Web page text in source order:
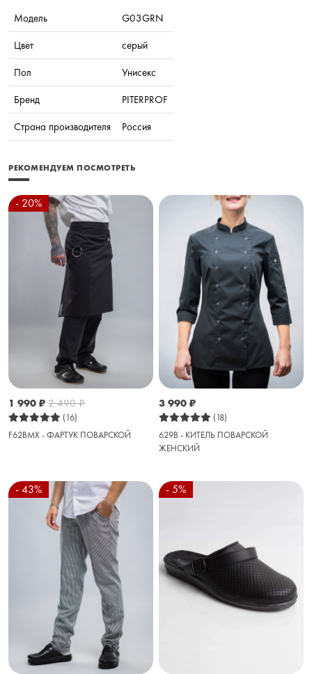
Модель
G03GRN
Цвет
серый
Пол
Унисекс
Бренд
PITERPROF
Страна производителя
Россия
РЕКОМЕНДУЕМ ПОСМОТРЕТЬ
- 20%
1 990 ₽ 2 490₽
(16)
F62BMX - ФАРТУК ПОВАРСКОЙ
3 990 ₽
(18)
629B - КИТЕЛЬ ПОВАРСКОЙ
ЖЕНСКИЙ
- 43% - 5%